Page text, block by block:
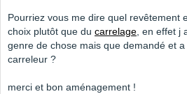
Pourriez vous me dire quel revêtement
choix plutôt que du carrelage , en effet
genre de chose mais que demandé et
carreleur ?
merci et bon aménagement !